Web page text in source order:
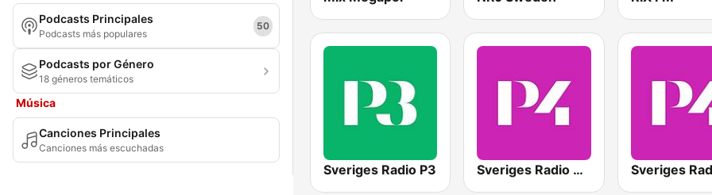
Podcasts Principales
Podcasts más populares
50
Podcasts por Género
18 géneros temáticos
Música
Canciones Principales
Canciones más escuchadas
Sveriges Radio P3 Sveriges Radio P4 Stockholm